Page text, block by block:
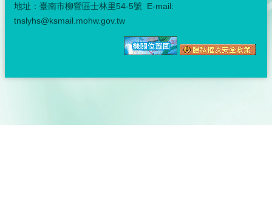
地址：臺南市柳營區士林里54-5號 E-mail:
tnslyhs@ksmail.mohw.gov.tw